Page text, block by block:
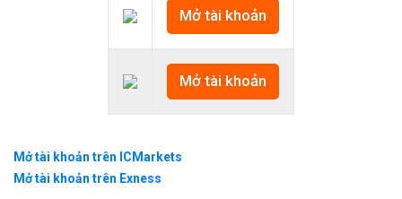
Mở tài khoản
Mở tài khoản
Mở tài khoản trên ICMarkets
Mở tài khoản trên Exness